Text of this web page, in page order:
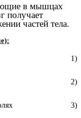
в мышцах
получает
частей тела.
глаза) - 1)
слуха) 2)
полях 3)